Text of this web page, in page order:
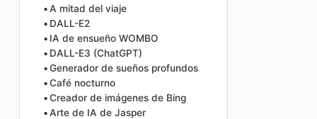
A mitad del viaje
DALL-E2
IA de ensueño WOMBO
DALL-E3 (ChatGPT)
Generador de sueños profundos
Café nocturno
Creador de imágenes de Bing
Arte de IA de Jasper